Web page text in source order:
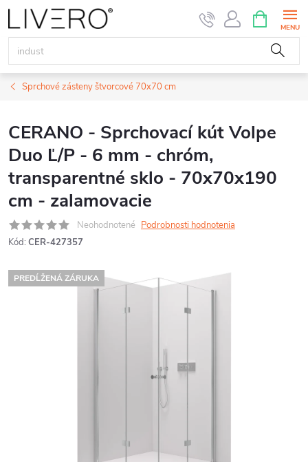
Prejsť
na
obsah
KOŠÍK
Sprchové zásteny štvorcové 70x70 cm
CERANO - Sprchovací kút Volpe
Duo Ľ/P - 6 mm - chróm,
transparentné sklo - 70x70x190
cm - zalamovacie
Neohodnotené Podrobnosti hodnotenia
Kód: CER-427357
PREDĹŽENÁ ZÁRUKA